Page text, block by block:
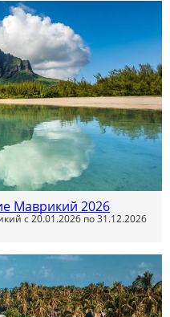
Маврикий 2026
с 20.01.2026 по 31.12.2026